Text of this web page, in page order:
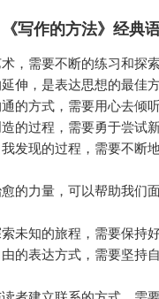
写作的方法》经典
，需要不断的练习和探索
伸，是表达思想的最佳方
的方式，需要用心去倾听
的过程，需要勇于尝试
发现的过程，需要不断
的力量，可以帮助我们
未知的旅程，需要保持
的表达方式，需要坚持